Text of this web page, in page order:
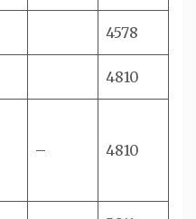
4578
4810
– 4810